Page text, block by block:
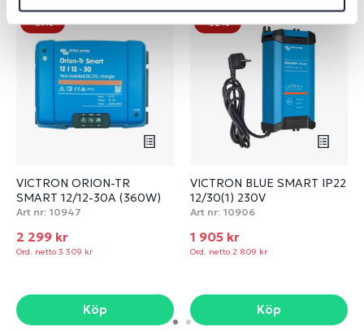
-31%
VICTRON ORION-TR
SMART 12/12-30A (360W)
Art nr: 10947
2 299 kr
Ord. netto 3 309 kr
Köp
-32%
VICTRON BLUE SMART IP22
12/30(1) 230V
Art nr: 10906
1 905 kr
Ord. netto 2 809 kr
Köp